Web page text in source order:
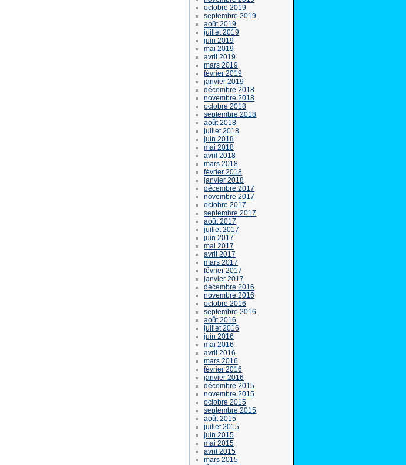
octobre 2019
septembre 2019
août 2019
juillet 2019
juin 2019
mai 2019
avril 2019
mars 2019
février 2019
janvier 2019
décembre 2018
novembre 2018
octobre 2018
septembre 2018
août 2018
juillet 2018
juin 2018
mai 2018
avril 2018
mars 2018
février 2018
janvier 2018
décembre 2017
novembre 2017
octobre 2017
septembre 2017
août 2017
juillet 2017
juin 2017
mai 2017
avril 2017
mars 2017
février 2017
janvier 2017
décembre 2016
novembre 2016
octobre 2016
septembre 2016
août 2016
juillet 2016
juin 2016
mai 2016
avril 2016
mars 2016
février 2016
janvier 2016
décembre 2015
novembre 2015
octobre 2015
septembre 2015
août 2015
juillet 2015
juin 2015
mai 2015
avril 2015
mars 2015